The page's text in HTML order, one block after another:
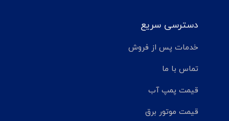
دسترسی سریع
خدمات پس از فروش
تماس با ما
قیمت پمپ آب
قیمت موتور برق